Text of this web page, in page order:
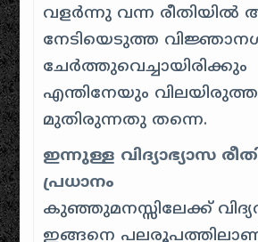
വളർന്നു വന്ന രീതിയിൽ
നേടിയെടുത്ത
ചേർത്തുവെച്ചായിരിക്കും
എന്തിനേയും
മുതിരുന്നതു തന്നെ.
ഇന്നുള്ള വിദ്യാഭ്യാസ
പ്രധാനം
കുഞ്ഞുമനസ്സിലേക്ക്
ഇങ്ങനെ